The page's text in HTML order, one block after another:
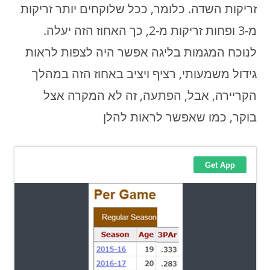
זריקות השדה. כלומר, ככל שלוקחים יותר זריקות
מ-3 ופחות זריקות מ-2, כך האחוז הזה יעלה.
לנוכח המגמות בליגה אפשר היה לצפות לראות
גידול משמעותי, רציף ויציב באחוז הזה במהלך
הקריירה, אבל, הפתעה, זה לא המקרה אצל
בוקר, כמו שאפשר לראות להלן